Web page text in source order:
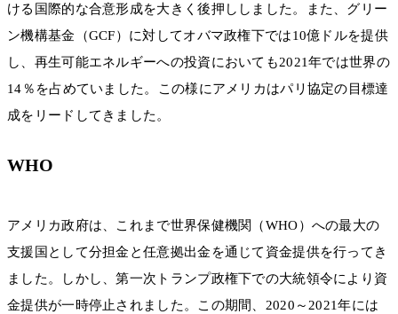
ける国際的な合意形成を大きく後押ししました。また、グリー
ン機構基金（GCF）に対してオバマ政権下では10億ドルを提供
し、再生可能エネルギーへの投資においても2021年では世界の
14％を占めていました。この様にアメリカはパリ協定の目標達
成をリードしてきました。
WHO
アメリカ政府は、これまで世界保健機関（WHO）への最大の
支援国として分担金と任意拠出金を通じて資金提供を行ってき
ました。しかし、第一次トランプ政権下での大統領令により資
金提供が一時停止されました。この期間、2020～2021年には